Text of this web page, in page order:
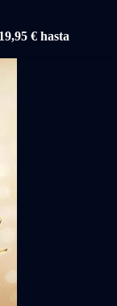
€ hasta